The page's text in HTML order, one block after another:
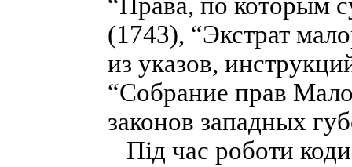
(1743), “Экстрат
из указов,
“Собрание прав
законов западных
Під час роботи